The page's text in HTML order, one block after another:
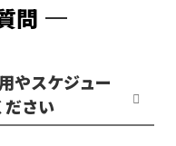
問
やスケジュー
ださい